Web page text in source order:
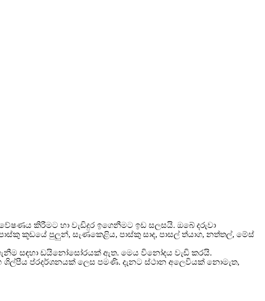
කිරීමට හා වැඩිදුර ඉගෙනීමට ඉඩ සලසයි. ඔබේ දරුවා
කූඩයේ පුලුන්, සැණකෙළිය, පාස්කු සාද, පාසල් ත්යාග, නත්තල්, මේස්
සඳහා ඩයිනෝසෝරයක් ඇත. මෙය විනෝදය වැඩි කරයි.
ශිල්පීය ප්රදර්ශනයක් ලෙස පමණි. දැනට ස්ථාන අලෙවියක් නොමැත,